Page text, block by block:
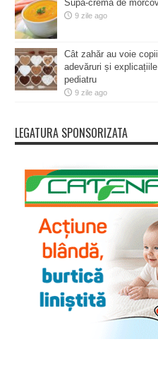
Supă-cremă de
9 zile ago
Cât zahăr au voie
adevăruri și
pediatru
9 zile ago
LEGATURA SPONSORIZATA